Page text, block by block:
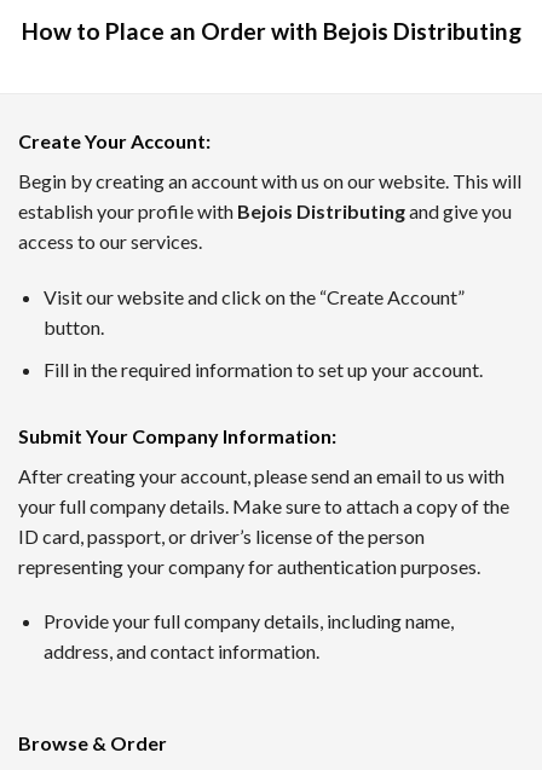
How to Place an Order with Bejois Distributing
Create Your Account:
Begin by creating an account with us on our website. This will
establish your profile with Bejois Distributingand give you
access to our services.
Visit our website and click on the “Create Account”
button.
Fill in the required information to set up your account.
Submit Your Company Information:
After creating your account, please send an email to us with
your full company details. Make sure to attach a copy of the
ID card, passport, or driver’s license of the person
representing your company for authentication purposes.
Provide your full company details, including name,
address, and contact information.
Browse & Order
ボーナスインフォメーション、新着キャンペーン、業界の
TAROがピックアップした、2026年7月時点でに日本のユー
1番 ワンダーカジノ
ンクダウンなしというシステムで、長期的にプレイするほ
2nd ルーベット
Read Review
サッカーや野球など国内のスポーツにも幅広く対応するスポ